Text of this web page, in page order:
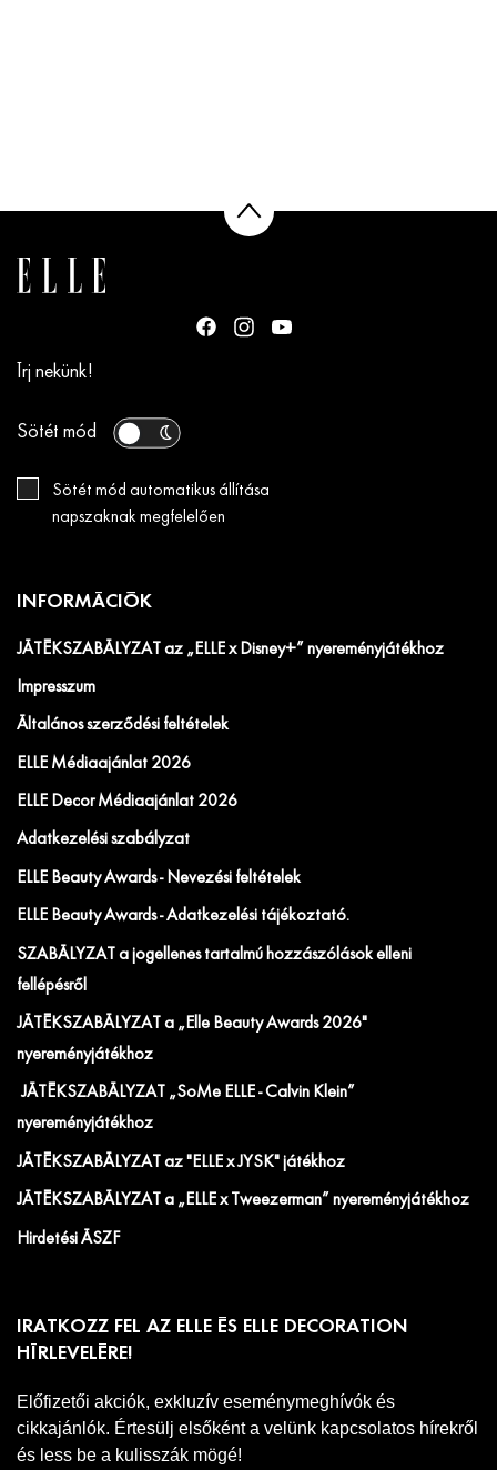
Írj nekünk!
Sötét mód
Sötét mód automatikus állítása
napszaknak megfelelően
INFORMÁCIÓK
JÁTÉKSZABÁLYZAT az „ELLE x Disney+” nyereményjátékhoz
Impresszum
Általános szerződési feltételek
ELLE Médiaajánlat 2026
ELLE Decor Médiaajánlat 2026
Adatkezelési szabályzat
ELLE Beauty Awards - Nevezési feltételek
ELLE Beauty Awards - Adatkezelési tájékoztató.
SZABÁLYZAT a jogellenes tartalmú hozzászólások elleni
fellépésről
JÁTÉKSZABÁLYZAT a „Elle Beauty Awards 2026"
nyereményjátékhoz
JÁTÉKSZABÁLYZAT „SoMe ELLE - Calvin Klein”
nyereményjátékhoz
JÁTÉKSZABÁLYZAT az "ELLE x JYSK" játékhoz
JÁTÉKSZABÁLYZAT a „ELLE x Tweezerman” nyereményjátékhoz
Hirdetési ÁSZF
IRATKOZZ FEL AZ ELLE ÉS ELLE DECORATION
HÍRLEVELÉRE!
Előfizetői akciók, exkluzív eseménymeghívók és
cikkajánlók. Értesülj elsőként a velünk kapcsolatos hírekről
és less be a kulisszák mögé!